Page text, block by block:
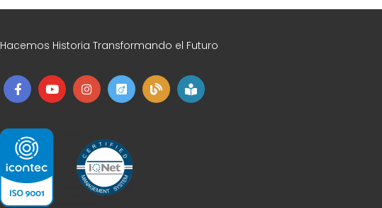
Hacemos Historia Transformando el Futuro